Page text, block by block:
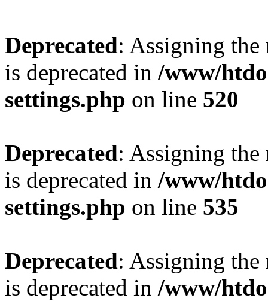
Deprecated: Assigning the
is deprecated in /www/
settings.php on line 520
Deprecated: Assigning the
is deprecated in /www/
settings.php on line 535
Deprecated: Assigning the
is deprecated in /www/